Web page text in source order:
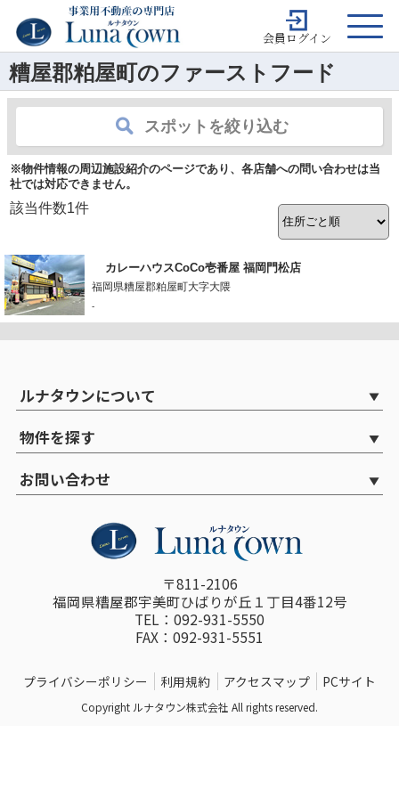
会員ログイン
糟屋郡粕屋町のファーストフード
スポットを絞り込む
※物件情報の周辺施設紹介のページであり、各店舗への問い合わせは当
社では対応できません。
該当件数1件
カレーハウスCoCo壱番屋 福岡門松店
福岡県糟屋郡粕屋町大字大隈
-
ルナタウンについて
物件を探す
お問い合わせ
〒811-2106
福岡県糟屋郡宇美町ひばりが丘１丁目4番12号
TEL：092-931-5550
FAX：092-931-5551
プライバシーポリシー 利用規約 アクセスマップ PCサイト
Copyright ルナタウン株式会社 All rights reserved.